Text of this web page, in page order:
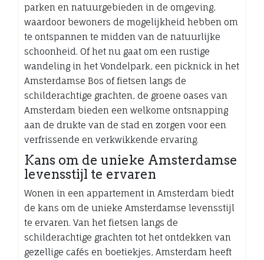
parken en natuurgebieden in de omgeving,
waardoor bewoners de mogelijkheid hebben om
te ontspannen te midden van de natuurlijke
schoonheid. Of het nu gaat om een rustige
wandeling in het Vondelpark, een picknick in het
Amsterdamse Bos of fietsen langs de
schilderachtige grachten, de groene oases van
Amsterdam bieden een welkome ontsnapping
aan de drukte van de stad en zorgen voor een
verfrissende en verkwikkende ervaring.
Kans om de unieke Amsterdamse
levensstijl te ervaren
Wonen in een appartement in Amsterdam biedt
de kans om de unieke Amsterdamse levensstijl
te ervaren. Van het fietsen langs de
schilderachtige grachten tot het ontdekken van
gezellige cafés en boetiekjes, Amsterdam heeft